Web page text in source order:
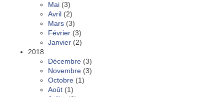
Mai (3)
Avril (2)
Mars (3)
Février (3)
Janvier (2)
2018
Décembre (3)
Novembre (3)
Octobre (1)
Août (1)